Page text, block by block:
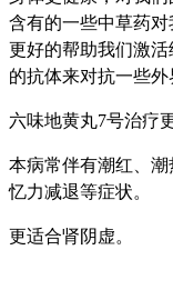
含有的一些中草药
更好的帮助我们激
的抗体来对抗一些外
六味地黄丸7号治疗
本病常伴有潮红、
忆力减退等症状。
更适合肾阴虚。